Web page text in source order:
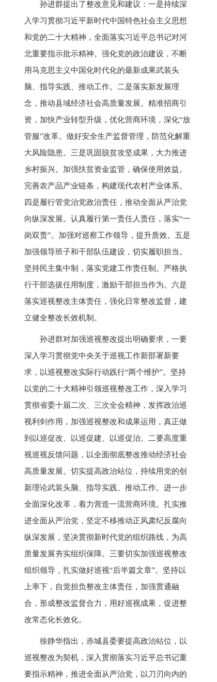
孙进群提出了整改意见和建议：一是持续深
入学习贯彻习近平新时代中国特色社会主义思想
和党的二十大精神，全面落实习近平总书记对河
北重要指示批示精神。强化党的政治建设，不断
用马克思主义中国化时代化的最新成果武装头
脑、指导实践、推动工作。二是落实新发展理
念，推动县域经济社会高质量发展。精准招商引
资，加快产业转型升级，优化营商环境，深化“放
管服”改革。做好安全生产监督管理，防范化解重
大风险隐患。三是巩固脱贫攻坚成果，大力推进
乡村振兴。加强扶贫资金监管，确保使用效益。
完善农产品产业链条，构建现代农村产业体系。
四是履行管党治党政治责任，推动全面从严治党
向纵深发展。认真履行第一责任人责任，落实“一
岗双责”。加强对巡察工作领导，提升质效。五是
加强领导班子和干部队伍建设，切实履职担当。
坚持民主集中制，落实党建工作责任制。严格执
行干部选拔任用制度，激励干部担当作为。六是
落实巡视整改主体责任，强化日常整改监督，建
立健全整改长效机制。
孙进群对加强巡视整改提出明确要求，一要
深入学习贯彻党中央关于巡视工作新部署新要
求，以巡视整改实际行动践行“两个维护”。坚持
以党的二十大精神引领巡视整改工作，深入学习
贯彻省委十届二次、三次全会精神，发挥政治巡
视利剑作用，加强巡视整改和成果运用，真正做
到以巡促改、以巡促建、以巡促治。二要高度重
视巡视反馈问题，以全面彻底整改推动经济社会
高质量发展。切实提高政治站位，持续用党的创
新理论武装头脑、指导实践、推动工作。进一步
全面深化改革，着力营造一流营商环境。扎实推
进全面从严治党，坚定不移推动正风肃纪反腐向
纵深发展，坚决贯彻新时代党的组织路线，为高
质量发展夯实组织保障。三要切实加强巡视整改
组织领导，扎实做好巡视“后半篇文章”。坚持以
上率下，自觉担负整改主体责任，加强贯通融
合，形成整改监督合力，用好巡视成果，促进整
改常态化长效化。
徐静华指出，赤城县委要提高政治站位，以
巡视整改为契机，深入贯彻落实习近平总书记重
要指示精神，推进全面从严治党，以刀刃向内的